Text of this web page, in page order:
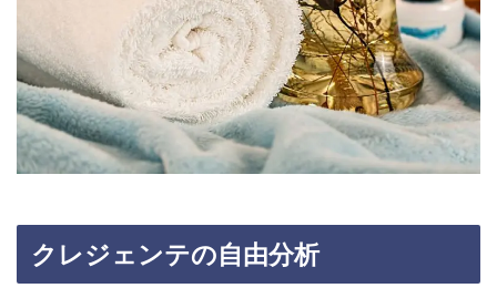
クレジェンテの自由分析